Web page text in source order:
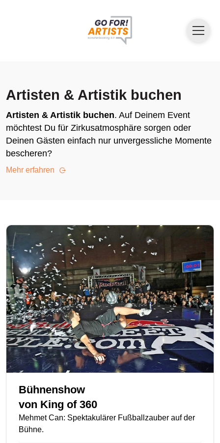
Artisten & Artistik buchen
Artisten & Artistik buchen. Auf Deinem Event
möchtest Du für Zirkusatmosphäre sorgen oder
Deinen Gästen einfach nur unvergessliche Momente
bescheren?
Mehr erfahren
Bühnenshow
von King of 360
Mehmet Can: Spektakulärer Fußballzauber auf der
Bühne.